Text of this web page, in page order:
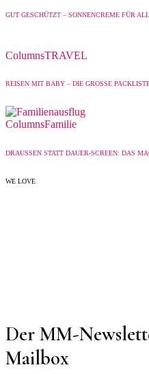
GUT GESCHÜTZT – SONNENCREME FÜR
ColumnsTRAVEL
REISEN MIT BABY – DIE GROSSE
ColumnsFamilie
DRAUSSEN STATT DAUER-SCREEN: DAS
WE LOVE
Der MM-
Mailbox